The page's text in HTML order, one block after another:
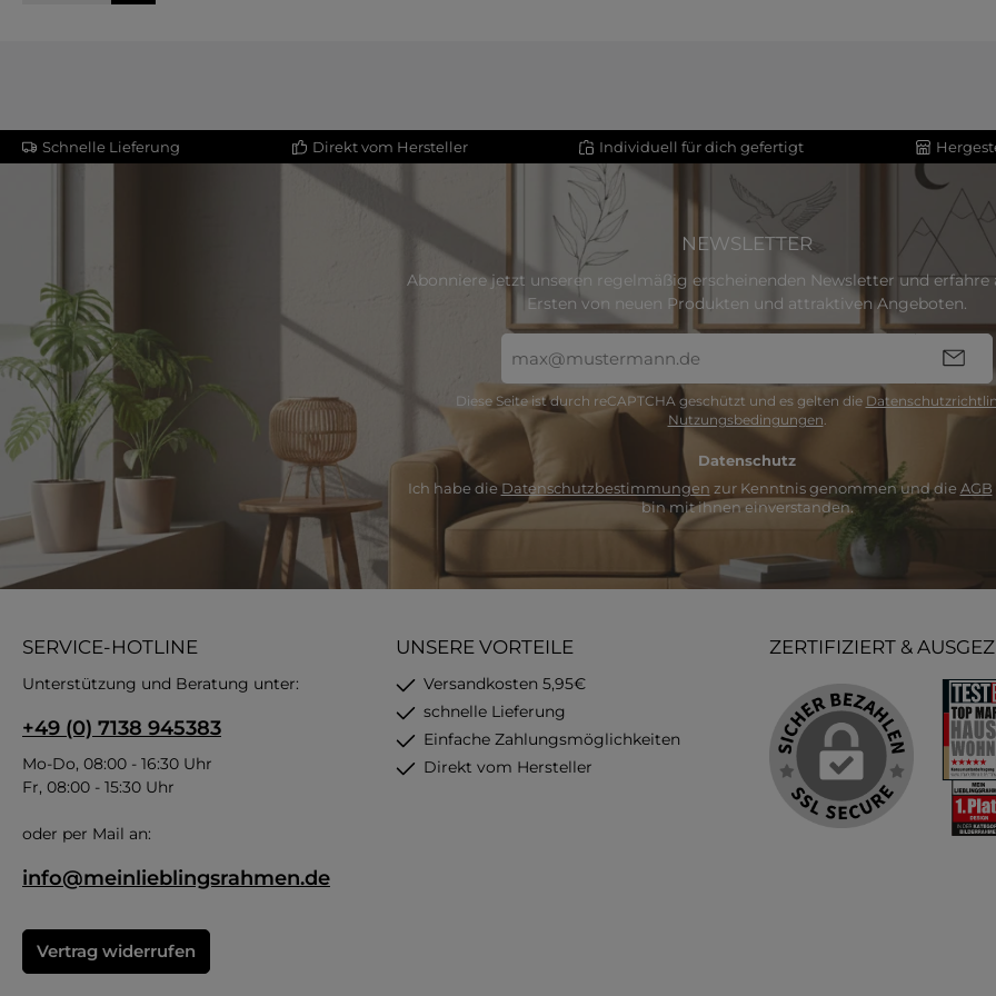
Schnelle Lieferung Direkt vom Hersteller Individuell für dich gefertigt
NEWSLETTER
Abonniere jetzt unseren regelmäßig erscheinenden Newsletter und erfahre
Ersten von neuen Produkten und attraktiven Angeboten.
Mail-
Adresse
Diese Seite ist durch reCAPTCHA geschützt und es gelten die
Nutzungsbedingungen.
Datenschutz
Ich habe dieDatenschutzbestimmungen zur Kenntnis genommen und die AGB
bin mit ihnen einverstanden.
SERVICE-HOTLINE
Unterstützung und Beratung unter:
+49 (0) 7138 945383
Mo-Do, 08:00 - 16:30 Uhr
Fr, 08:00 - 15:30 Uhr
oder per Mail an:
info@meinlieblingsrahmen.de
Vertrag widerrufen
ZERTIFIZIERT &
UNSERE VORTEILE
Versandkosten 5,95€
schnelle Lieferung
Einfache Zahlungsmöglichkeiten
Direkt vom Hersteller